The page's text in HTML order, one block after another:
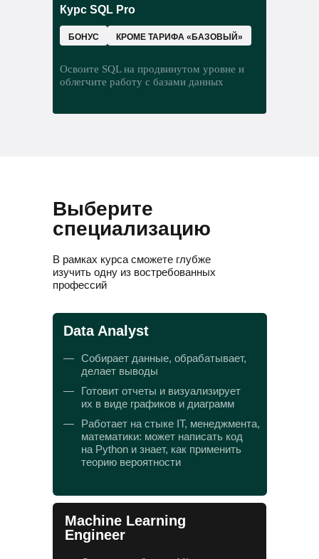
что такое нейрон и нейронная сеть
как создать инфраструктуру для
моделей машинного обучения
В этом модуле вместе с карьерным
Курс SQL Pro
БОНУС КРОМЕ ТАРИФА «БАЗОВЫЙ»
Освоите SQL на продвинутом уровне и
облегчите работу с базами данных
Data Analyst
— Собирает данные, обрабатывает,
делает выводы
—
Готовит отчеты и визуализирует
их в виде графиков и диаграмм
—
Работает на стыке IT, менеджмента,
математики: может написать код
на Python и знает, как применить
теорию вероятности
Machine Learning
Engineer
Выберите
специализацию
В рамках курса сможете глубже
изучить одну из востребованных
профессий